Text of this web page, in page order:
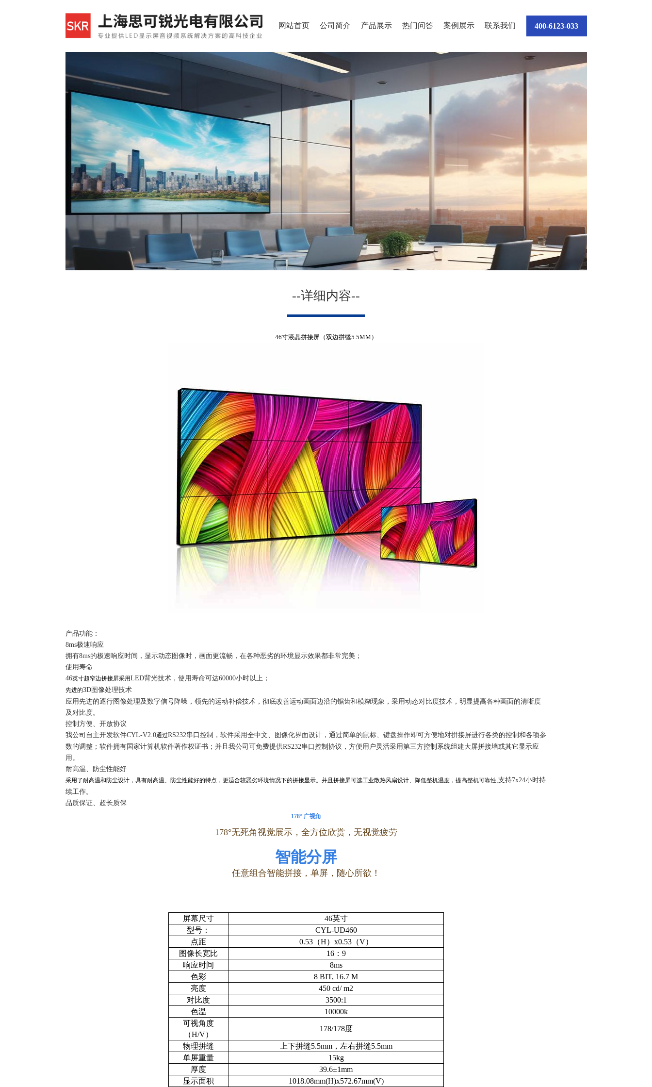
网站首页 公司简介 产品展示 热门问答 案例展示 联系我们 400-6123-033
--详细内容--
46寸液晶拼接屏（双边拼缝5.5MM）
产品功能：
8ms极速响应
拥有8ms的极速响应时间，显示动态图像时，画面更流畅，在各种恶劣的环境显示效果都非常完美；
使用寿命
46英寸超窄边拼接屏采用LED背光技术，使用寿命可达60000小时以上；
先进的3D图像处理技术
应用先进的逐行图像处理及数字信号降噪，领先的运动补偿技术，彻底改善运动画面边沿的锯齿和模糊现象，采用动态对比度技术，明显提高各种画面的清晰度
及对比度。
控制方便、开放协议
我公司自主开发软件CYL-V2.0通过RS232串口控制，软件采用全中文、图像化界面设计，通过简单的鼠标、键盘操作即可方便地对拼接屏进行各类的控制和各项参
数的调整；软件拥有国家计算机软件著作权证书；并且我公司可免费提供RS232串口控制协议，方便用户灵活采用第三方控制系统组建大屏拼接墙或其它显示应
用。
耐高温、防尘性能好
采用了耐高温和防尘设计，具有耐高温、防尘性能好的特点，更适合较恶劣环境情况下的拼接显示。并且拼接屏可选工业散热风扇设计、降低整机温度，提高整机可靠性,支持7x24小时持
续工作。
品质保证、超长质保
178° 广视角
178°无死角视觉展示，全方位欣赏，无视觉疲劳
智能分屏
任意组合智能拼接，单屏，随心所欲！
屏幕尺寸
46英寸
型号：
CYL-UD460
点距
0.53（H）x0.53（V）
图像长宽比
16：9
响应时间
8ms
色彩
8 BIT, 16.7 M
亮度
450 cd/ m2
对比度
3500:1
色温
10000k
可视角度
（H/V）
178/178度
物理拼缝
上下拼缝5.5mm，左右拼缝5.5mm
单屏重量
15kg
厚度
39.6±1mm
显示面积
1018.08mm(H)x572.67mm(V)